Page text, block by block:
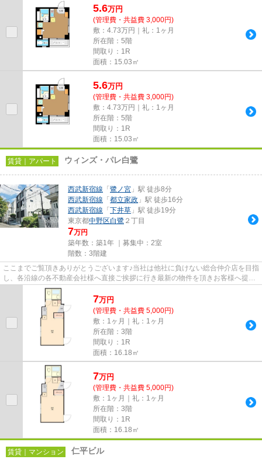
5.6万円
(管理費・共益費 3,000円)
敷：4.73万円｜礼：1ヶ月
所在階：5階
間取り：1R
面積：15.03㎡
5.6万円
(管理費・共益費 3,000円)
敷：4.73万円｜礼：1ヶ月
所在階：5階
間取り：1R
面積：15.03㎡
賃貸｜アパート ウィンズ・パレ白鷺
西武新宿線 「 鷺ノ宮 」駅 徒歩8分
西武新宿線 「 都立家政 」駅 徒歩16分
西武新宿線 「 下井草 」駅 徒歩19分
東京都中野区白鷺 ２丁目
7万円
築年数：築1年 ｜募集中： 2室
階数：3階建
ここまでご覧頂きありがとうございます♪当社は他社に負けない総合仲介店を目指
し、各沿線の各不動産会社様へ直接ご挨拶に行き最新の物件を頂きお客様へ提供
しております！最新の情報は...
7万円
(管理費・共益費 5,000円)
敷：1ヶ月｜礼：1ヶ月
所在階：3階
間取り：1R
面積：16.18㎡
7万円
(管理費・共益費 5,000円)
敷：1ヶ月｜礼：1ヶ月
所在階：3階
間取り：1R
面積：16.18㎡
賃貸｜マンション 仁平ビル